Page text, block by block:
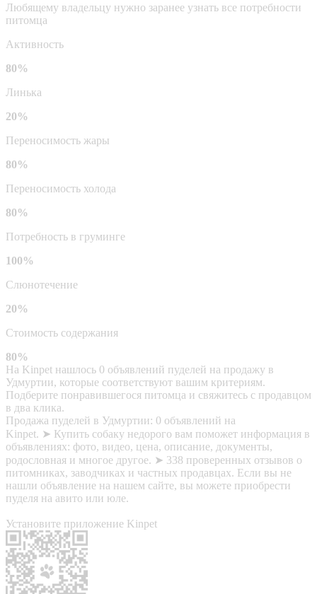
Любящему владельцу нужно заранее узнать все потребности
питомца
Активность
80%
Линька
20%
Переносимость жары
80%
Переносимость холода
80%
Потребность в груминге
100%
Слюнотечение
20%
Стоимость содержания
80%
На Kinpet нашлось 0 объявлений пуделей на продажу в
Удмуртии, которые соответствуют вашим критериям.
Подберите понравившегося питомца и свяжитесь с продавцом
в два клика.
Продажа пуделей в Удмуртии: 0 объявлений на
Kinpet. ➤ Купить собаку недорого вам поможет информация в
объявлениях: фото, видео, цена, описание, документы,
родословная и многое другое. ➤ 338 проверенных отзывов о
питомниках, заводчиках и частных продавцах. Если вы не
нашли объявление на нашем сайте, вы можете приобрести
пуделя на авито или юле.
Установите приложение Kinpet